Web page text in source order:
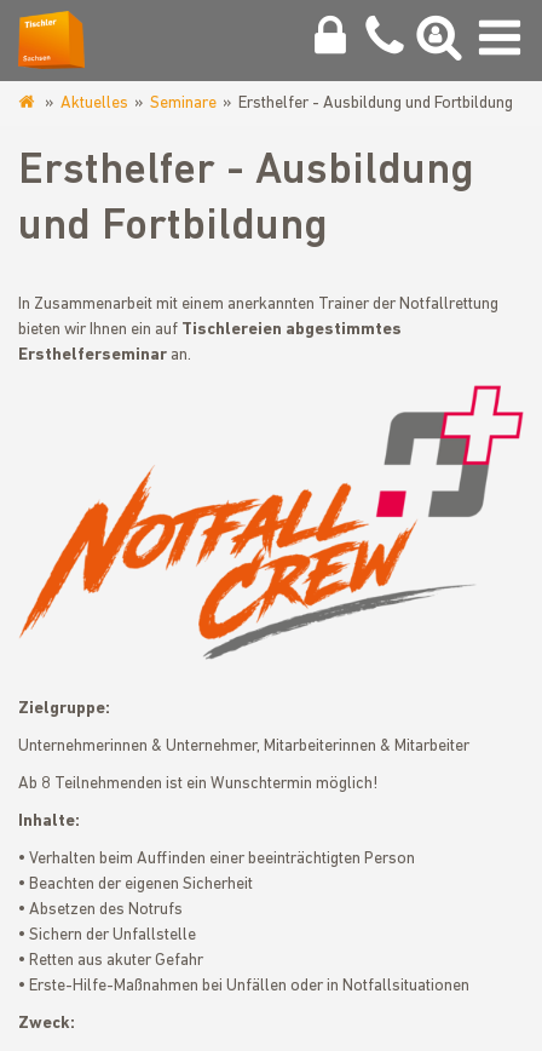
sachsen.de
Aktuelles Seminare Ersthelfer - Ausbildung und Fortbildung
Ersthelfer - Ausbildung
und Fortbildung
In Zusammenarbeit mit einem anerkannten Trainer der Notfallrettung
bieten wir Ihnen ein auf Tischlereien abgestimmtes
Ersthelferseminar an.
Zielgruppe:
Unternehmerinnen & Unternehmer, Mitarbeiterinnen & Mitarbeiter
Ab 8 Teilnehmenden ist ein Wunschtermin möglich!
Inhalte:
• Verhalten beim Auffinden einer beeinträchtigten Person
• Beachten der eigenen Sicherheit
• Absetzen des Notrufs
• Sichern der Unfallstelle
• Retten aus akuter Gefahr
• Erste-Hilfe-Maßnahmen bei Unfällen oder in Notfallsituationen
Zweck: